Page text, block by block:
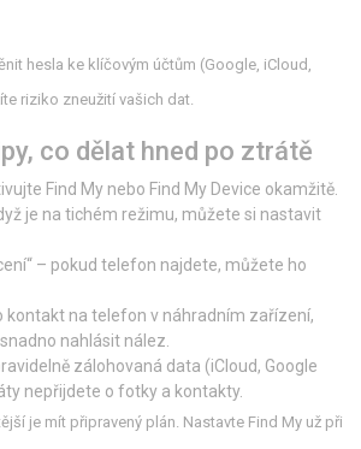
hesla ke klíčovým účtům (Google, iCloud,
riziko zneužití vašich dat.
co dělat hned po ztrátě
Find My nebo Find My Device okamžitě.
je na tichém režimu, můžete si nastavit
– pokud telefon najdete, můžete ho
kontakt na telefon v náhradním zařízení,
nahlásit nález.
zálohovaná data (iCloud, Google
nepřijdete o fotky a kontakty.
je mít připravený plán. Nastavte Find My už při